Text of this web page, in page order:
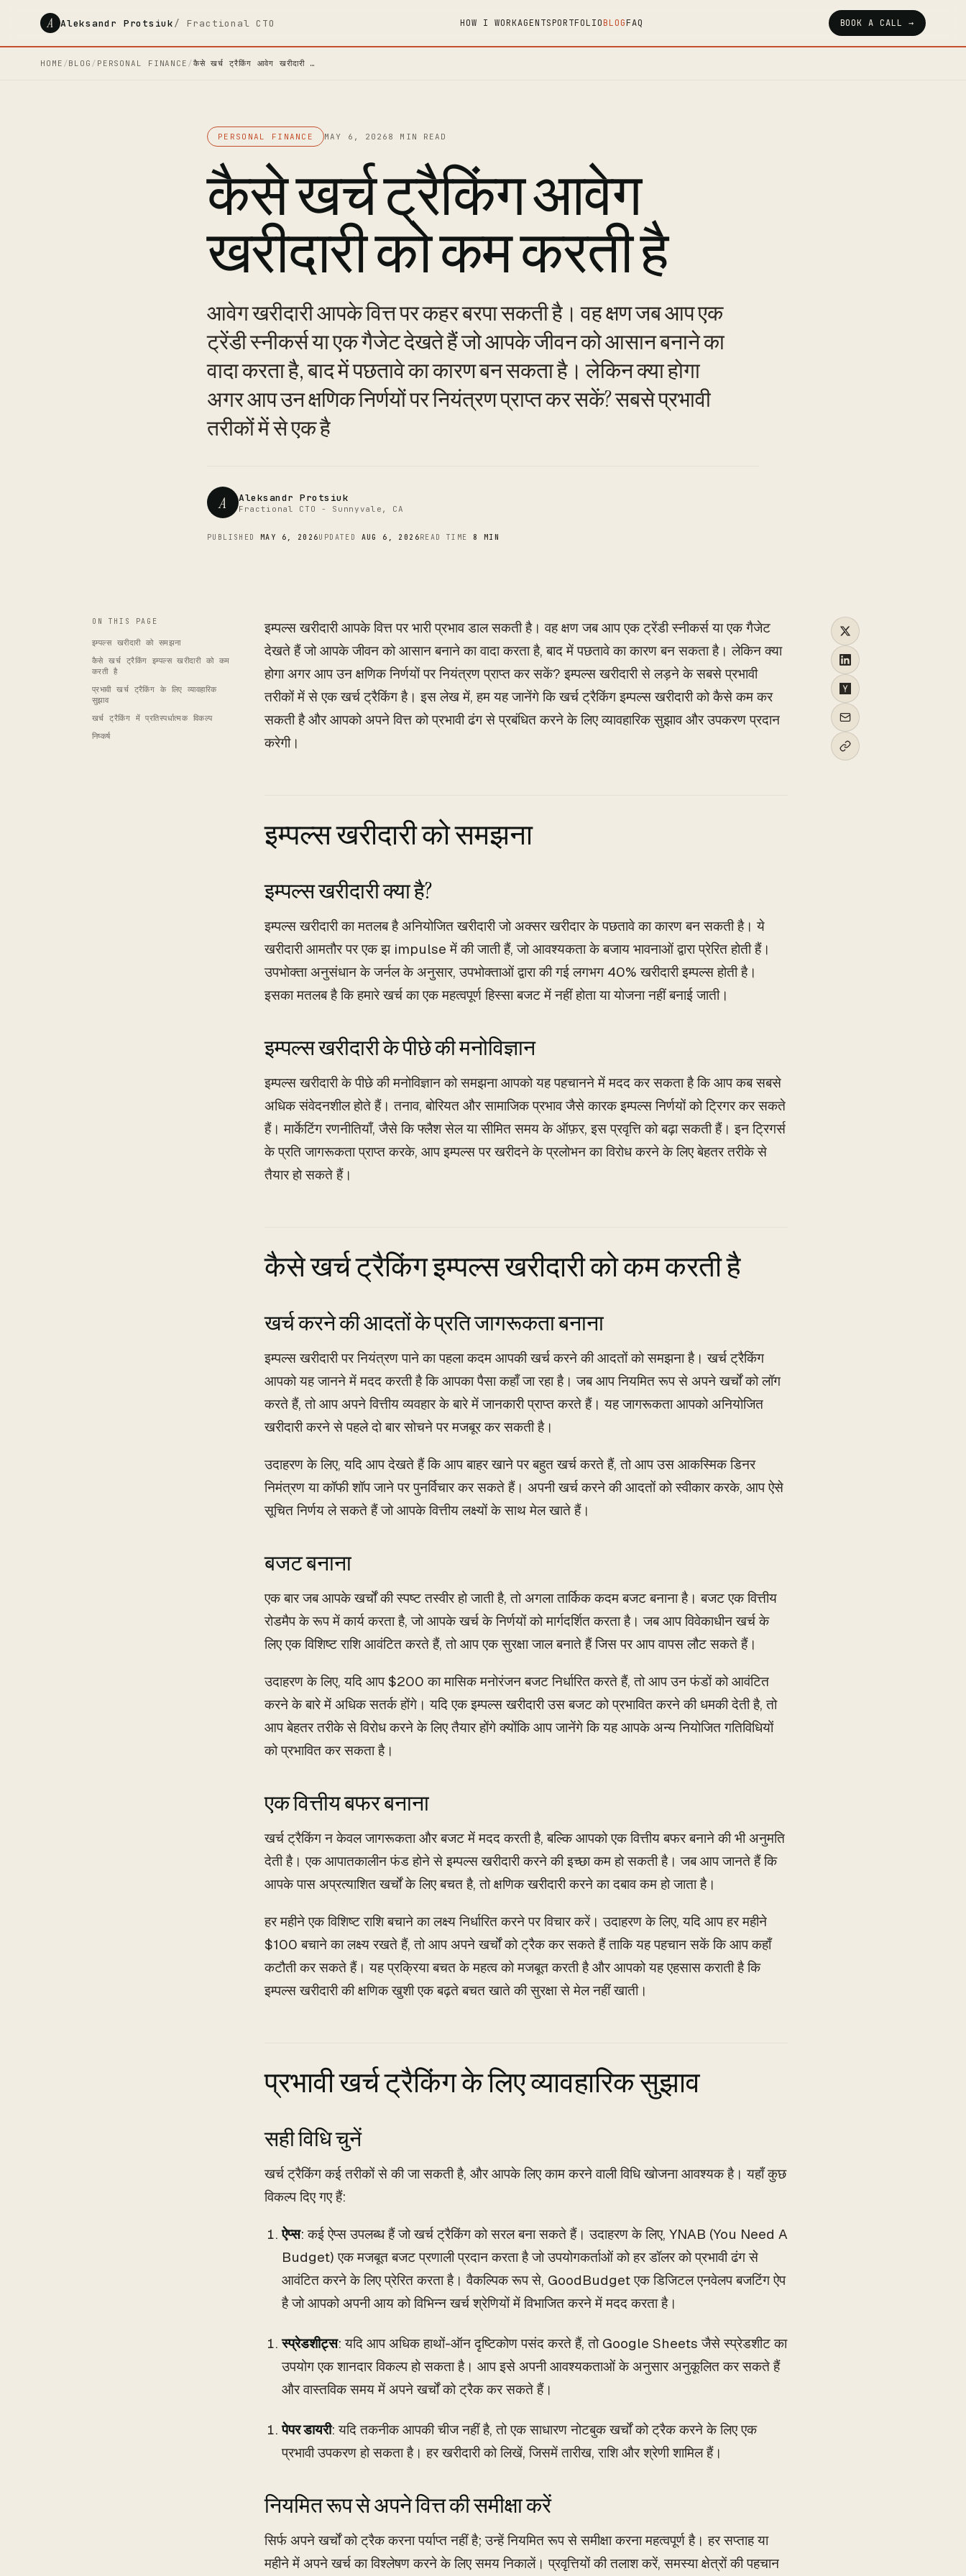
A Aleksandr Protsiuk/ Fractional CTO HOW I WORKAGENTSPORTFOLIOBLOGFAQ BOOK A CALL →
HOME /BLOG / PERSONAL FINANCE /कैसे खर्च ट्रैकिंग आवेग खरीदारी …
PERSONAL FINANCE MAY 6, 2026 8 MIN READ
कैसे खर्च ट्रैकिंग आवेग
खरीदारी को कम करती है
आवेग खरीदारी आपके वित्त पर कहर बरपा सकती है। वह क्षण जब आप एक
ट्रेंडी स्नीकर्स या एक गैजेट देखते हैं जो आपके जीवन को आसान बनाने का
वादा करता है, बाद में पछतावे का कारण बन सकता है। लेकिन क्या होगा
अगर आप उन क्षणिक निर्णयों पर नियंत्रण प्राप्त कर सकें? सबसे प्रभावी
तरीकों में से एक है
A Aleksandr Protsiuk
Fractional CTO - Sunnyvale, CA
PUBLISHED MAY 6, 2026UPDATED AUG 6, 2026READ TIME 8 MIN
CTO
ON THIS PAGE
इम्पल्स खरीदारी को समझना
कैसे खर्च ट्रैकिंग इम्पल्स खरीदारी को कम
करती है
प्रभावी खर्च ट्रैकिंग के लिए व्यावहारिक
सुझाव
खर्च ट्रैकिंग में प्रतिस्पर्धात्मक विकल्प
निष्कर्ष
इम्पल्स खरीदारी आपके वित्त पर भारी प्रभाव डाल सकती है। वह क्षण जब आप एक ट्रेंडी स्नीकर्स या एक गैजेट
देखते हैं जो आपके जीवन को आसान बनाने का वादा करता है, बाद में पछतावे का कारण बन सकता है। लेकिन क्या
होगा अगर आप उन क्षणिक निर्णयों पर नियंत्रण प्राप्त कर सकें? इम्पल्स खरीदारी से लड़ने के सबसे प्रभावी
तरीकों में से एक खर्च ट्रैकिंग है। इस लेख में, हम यह जानेंगे कि खर्च ट्रैकिंग इम्पल्स खरीदारी को कैसे कम कर
सकती है और आपको अपने वित्त को प्रभावी ढंग से प्रबंधित करने के लिए व्यावहारिक सुझाव और उपकरण प्रदान
करेगी।
इम्पल्स खरीदारी को समझना
इम्पल्स खरीदारी क्या है?
इम्पल्स खरीदारी का मतलब है अनियोजित खरीदारी जो अक्सर खरीदार के पछतावे का कारण बन सकती है। ये
खरीदारी आमतौर पर एक झ impulse में की जाती हैं, जो आवश्यकता के बजाय भावनाओं द्वारा प्रेरित होती हैं।
उपभोक्ता अनुसंधान के जर्नल के अनुसार, उपभोक्ताओं द्वारा की गई लगभग 40% खरीदारी इम्पल्स होती है।
इसका मतलब है कि हमारे खर्च का एक महत्वपूर्ण हिस्सा बजट में नहीं होता या योजना नहीं बनाई जाती।
इम्पल्स खरीदारी के पीछे की मनोविज्ञान
इम्पल्स खरीदारी के पीछे की मनोविज्ञान को समझना आपको यह पहचानने में मदद कर सकता है कि आप कब सबसे
अधिक संवेदनशील होते हैं। तनाव, बोरियत और सामाजिक प्रभाव जैसे कारक इम्पल्स निर्णयों को ट्रिगर कर सकते
हैं। मार्केटिंग रणनीतियाँ, जैसे कि फ्लैश सेल या सीमित समय के ऑफ़र, इस प्रवृत्ति को बढ़ा सकती हैं। इन ट्रिगर्स
के प्रति जागरूकता प्राप्त करके, आप इम्पल्स पर खरीदने के प्रलोभन का विरोध करने के लिए बेहतर तरीके से
तैयार हो सकते हैं।
कैसे खर्च ट्रैकिंग इम्पल्स खरीदारी को कम करती है
खर्च करने की आदतों के प्रति जागरूकता बनाना
इम्पल्स खरीदारी पर नियंत्रण पाने का पहला कदम आपकी खर्च करने की आदतों को समझना है। खर्च ट्रैकिंग
आपको यह जानने में मदद करती है कि आपका पैसा कहाँ जा रहा है। जब आप नियमित रूप से अपने खर्चों को लॉग
करते हैं, तो आप अपने वित्तीय व्यवहार के बारे में जानकारी प्राप्त करते हैं। यह जागरूकता आपको अनियोजित
खरीदारी करने से पहले दो बार सोचने पर मजबूर कर सकती है।
उदाहरण के लिए, यदि आप देखते हैं कि आप बाहर खाने पर बहुत खर्च करते हैं, तो आप उस आकस्मिक डिनर
निमंत्रण या कॉफी शॉप जाने पर पुनर्विचार कर सकते हैं। अपनी खर्च करने की आदतों को स्वीकार करके, आप ऐसे
सूचित निर्णय ले सकते हैं जो आपके वित्तीय लक्ष्यों के साथ मेल खाते हैं।
बजट बनाना
एक बार जब आपके खर्चों की स्पष्ट तस्वीर हो जाती है, तो अगला तार्किक कदम बजट बनाना है। बजट एक वित्तीय
रोडमैप के रूप में कार्य करता है, जो आपके खर्च के निर्णयों को मार्गदर्शित करता है। जब आप विवेकाधीन खर्च के
लिए एक विशिष्ट राशि आवंटित करते हैं, तो आप एक सुरक्षा जाल बनाते हैं जिस पर आप वापस लौट सकते हैं।
उदाहरण के लिए, यदि आप $200 का मासिक मनोरंजन बजट निर्धारित करते हैं, तो आप उन फंडों को आवंटित
करने के बारे में अधिक सतर्क होंगे। यदि एक इम्पल्स खरीदारी उस बजट को प्रभावित करने की धमकी देती है, तो
आप बेहतर तरीके से विरोध करने के लिए तैयार होंगे क्योंकि आप जानेंगे कि यह आपके अन्य नियोजित गतिविधियों
को प्रभावित कर सकता है।
एक वित्तीय बफर बनाना
खर्च ट्रैकिंग न केवल जागरूकता और बजट में मदद करती है, बल्कि आपको एक वित्तीय बफर बनाने की भी अनुमति
देती है। एक आपातकालीन फंड होने से इम्पल्स खरीदारी करने की इच्छा कम हो सकती है। जब आप जानते हैं कि
आपके पास अप्रत्याशित खर्चों के लिए बचत है, तो क्षणिक खरीदारी करने का दबाव कम हो जाता है।
हर महीने एक विशिष्ट राशि बचाने का लक्ष्य निर्धारित करने पर विचार करें। उदाहरण के लिए, यदि आप हर महीने
$100 बचाने का लक्ष्य रखते हैं, तो आप अपने खर्चों को ट्रैक कर सकते हैं ताकि यह पहचान सकें कि आप कहाँ
कटौती कर सकते हैं। यह प्रक्रिया बचत के महत्व को मजबूत करती है और आपको यह एहसास कराती है कि
इम्पल्स खरीदारी की क्षणिक खुशी एक बढ़ते बचत खाते की सुरक्षा से मेल नहीं खाती।
प्रभावी खर्च ट्रैकिंग के लिए व्यावहारिक सुझाव
सही विधि चुनें
खर्च ट्रैकिंग कई तरीकों से की जा सकती है, और आपके लिए काम करने वाली विधि खोजना आवश्यक है। यहाँ कुछ
विकल्प दिए गए हैं:
ऐप्स: कई ऐप्स उपलब्ध हैं जो खर्च ट्रैकिंग को सरल बना सकते हैं। उदाहरण के लिए, YNAB (You Need A
Budget) एक मजबूत बजट प्रणाली प्रदान करता है जो उपयोगकर्ताओं को हर डॉलर को प्रभावी ढंग से
आवंटित करने के लिए प्रेरित करता है। वैकल्पिक रूप से, GoodBudget एक डिजिटल एनवेलप बजटिंग ऐप
है जो आपको अपनी आय को विभिन्न खर्च श्रेणियों में विभाजित करने में मदद करता है।
स्प्रेडशीट्स: यदि आप अधिक हाथों-ऑन दृष्टिकोण पसंद करते हैं, तो Google Sheets जैसे स्प्रेडशीट का
उपयोग एक शानदार विकल्प हो सकता है। आप इसे अपनी आवश्यकताओं के अनुसार अनुकूलित कर सकते हैं
और वास्तविक समय में अपने खर्चों को ट्रैक कर सकते हैं।
पेपर डायरी: यदि तकनीक आपकी चीज नहीं है, तो एक साधारण नोटबुक खर्चों को ट्रैक करने के लिए एक
प्रभावी उपकरण हो सकता है। हर खरीदारी को लिखें, जिसमें तारीख, राशि और श्रेणी शामिल हैं।
नियमित रूप से अपने वित्त की समीक्षा करें
सिर्फ अपने खर्चों को ट्रैक करना पर्याप्त नहीं है; उन्हें नियमित रूप से समीक्षा करना महत्वपूर्ण है। हर सप्ताह या
महीने में अपने खर्च का विश्लेषण करने के लिए समय निकालें। प्रवृत्तियों की तलाश करें, समस्या क्षेत्रों की पहचान